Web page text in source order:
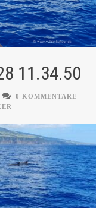
11.34.50
0 KOMMENTARE